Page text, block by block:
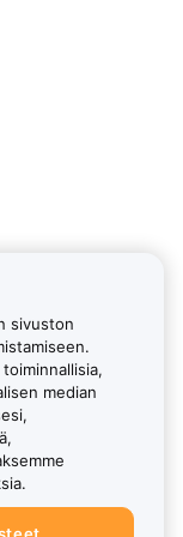
sivuston
median